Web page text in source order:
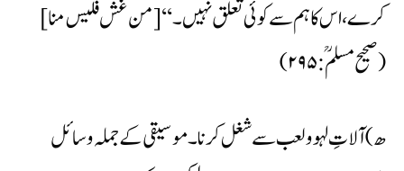
کرے، اس کا ہم سے کوئی تعلق نہیں۔ ‘‘ [من غش فلیس منا]
(صحیح مسلمؒ:۲۹۵)
ھ) آلاتِ لہوو لعب سے شغل کرنا۔ موسیقی کے جملہ وسائل